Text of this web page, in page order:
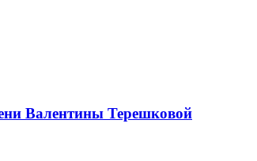
Валентины Терешковой